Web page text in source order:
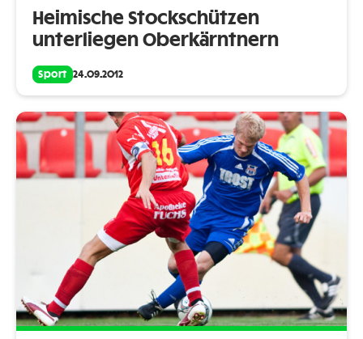
Heimische Stockschützen
unterliegen Oberkärntnern
Sport 24.09.2012